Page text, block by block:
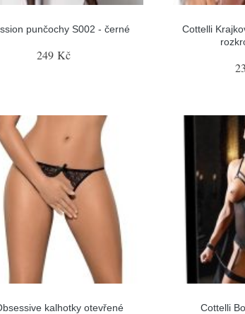
punčochy S002 - černé
249 Kč
Cottelli
kalhotky otevřené
Cottelli